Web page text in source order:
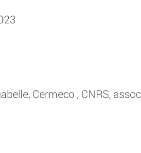
Cermeco , CNRS,